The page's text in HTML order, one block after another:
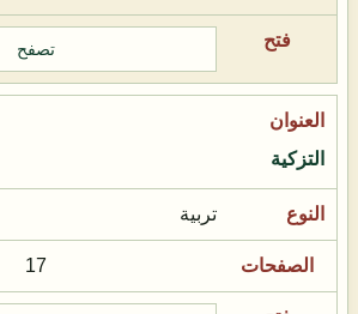
تصفح
التزكية
تربية
17